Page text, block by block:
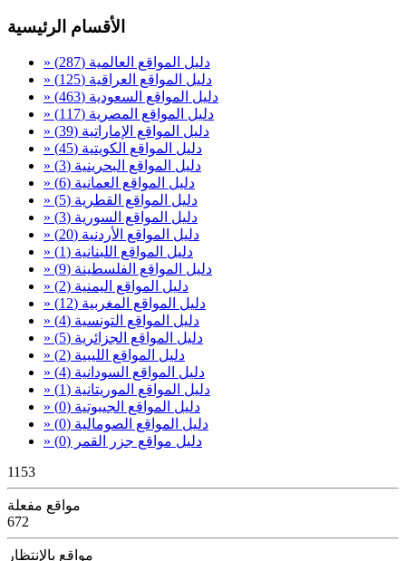
الأقسام الرئيسية
» دليل المواقع العالمية (287)
» دليل المواقع العراقية (125)
» دليل المواقع السعودية (463)
» دليل المواقع المصرية (117)
» دليل المواقع الإماراتية (39)
» دليل المواقع الكويتية (45)
» دليل المواقع البحرينية (3)
» دليل المواقع العمانية (6)
» دليل المواقع القطرية (5)
» دليل المواقع السورية (3)
» دليل المواقع الأردنية (20)
» دليل المواقع اللبنانية (1)
» دليل المواقع الفلسطينة (9)
» دليل المواقع اليمنية (2)
» دليل المواقع المغربية (12)
» دليل المواقع التونسية (4)
» دليل المواقع الجزائرية (5)
» دليل المواقع الليبية (2)
» دليل المواقع السودانية (4)
» دليل المواقع الموريتانية (1)
» دليل المواقع الجيبوتية (0)
» دليل المواقع الصومالية (0)
» دليل مواقع جزر القمر (0)
1153
مواقع مفعلة
672
مواقع بالإنتظار